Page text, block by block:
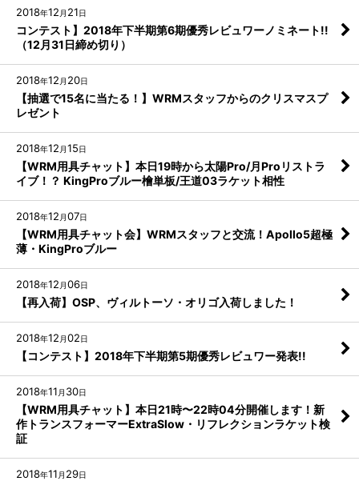
2018年12 月 21日
コンテスト】2018年下半期第6期優秀レビュワーノミネート!!
（12月31日締め切り）
2018年12 月 20日
【抽選で15名に当たる！】WRMスタッフからのクリスマスプ
レゼント
2018年12 月15日
【WRM用具チャット】本日19時から太陽Pro/月Proリストラ
イブ！？ KingProブルー檜単板/王道03ラケット相性
2018年12 月07日
【WRM用具チャット会】WRMスタッフと交流！Apollo5超極
薄・KingProブルー
2018年12 月06日
【再入荷】OSP、ヴィルトーソ・オリゴ入荷しました！
2018年12 月02日
【コンテスト】2018年下半期第5期優秀レビュワー発表!!
2018年11 月 30日
【WRM用具チャット】本日21時〜22時04分開催します！新
作トランスフォーマーExtraSlow・リフレクションラケット検
証
2018年11 月 29日